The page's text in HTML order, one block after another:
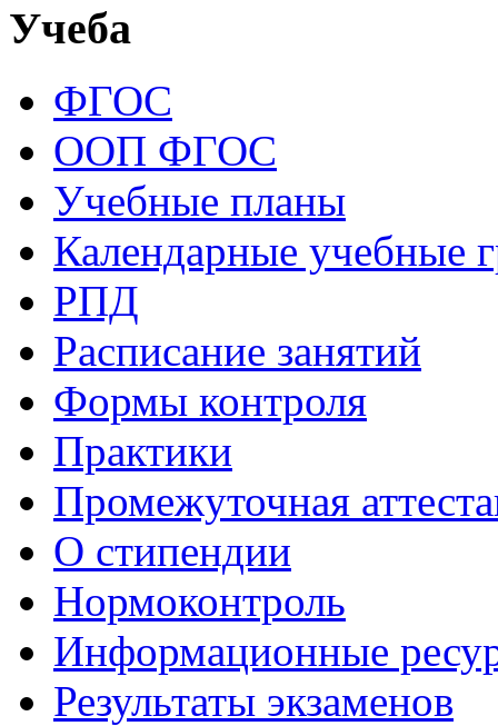
Учеба
ФГОС
ООП ФГОС
Учебные планы
Календарные учебные
РПД
Расписание занятий
Формы контроля
Практики
Промежуточная
О стипендии
Нормоконтроль
Информационные
Результаты экзаменов